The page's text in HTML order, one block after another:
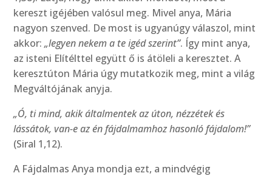
kereszt igéjében valósul meg. Mivel anya, Mária
nagyon szenved. De most is ugyanúgy válaszol, mint
akkor:„legyen nekem a te igéd szerint”. Így mint anya,
az isteni Elítélttel együtt ő is átöleli a keresztet. A
keresztúton Mária úgy mutatkozik meg, mint a világ
Megváltójának anyja.
„Ó, ti mind, akik általmentek az úton, nézzétek és
lássátok, van-e az én fájdalmamhoz hasonló fájdalom!”
(Siral 1,12).
A Fájdalmas Anya mondja ezt, a mindvégig